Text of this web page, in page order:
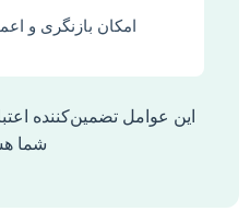
امکان بازنگری و
این عوامل تضمین‌کننده
شما